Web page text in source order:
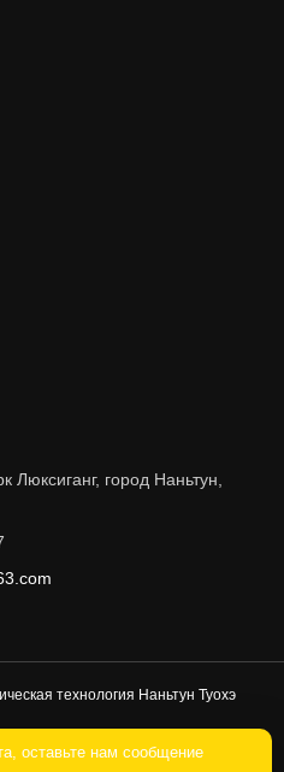
город Наньтун,
технология Наньтун Туохэ
оставьте нам сообщение